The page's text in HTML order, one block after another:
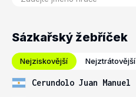
Sázkařský žebříček
Nejziskovější Nejztrátovější
Cerundolo Juan Manuel